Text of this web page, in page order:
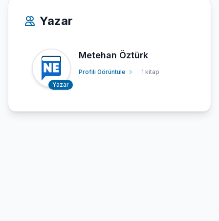
Yazar
Yazar
Metehan Öztürk
Profili Görüntüle 1 kitap